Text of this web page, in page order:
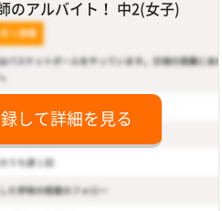
のアルバイト！ 中2(女子)
して詳細を見る